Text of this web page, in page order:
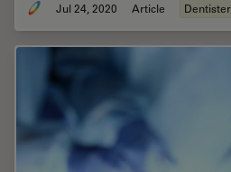
Jul 24, 2020 Article